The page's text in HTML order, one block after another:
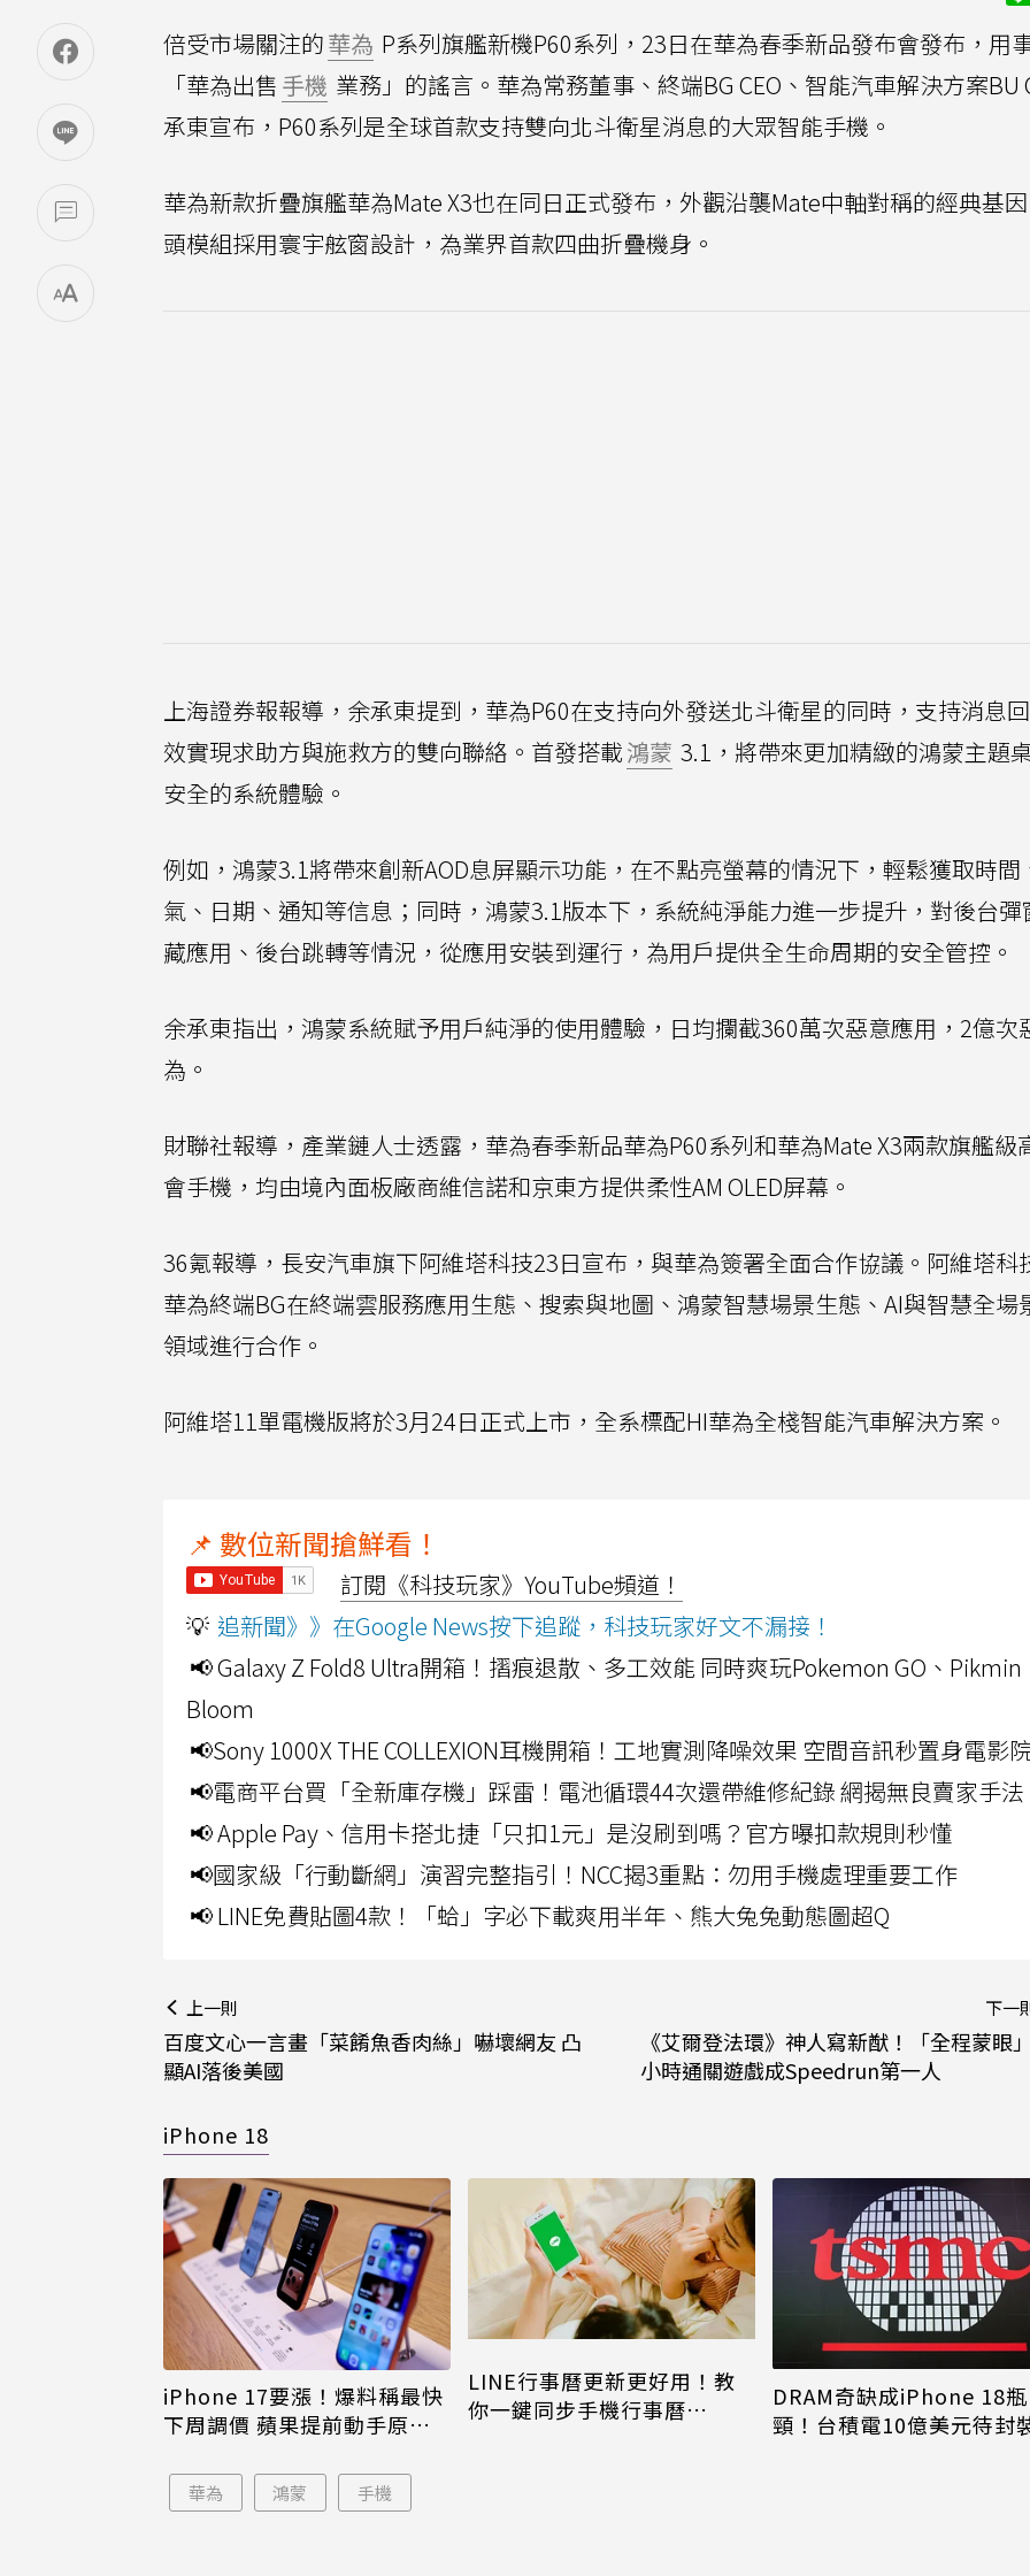
倍受市場關注的華為 P系列旗艦新機P60系列，23日在華為春季新品發布會發布，用
「華為出售 手機 業務」的謠言。華為常務董事、終端BG CEO、智能汽車解決方案BU
承東宣布，P60系列是全球首款支持雙向北斗衛星消息的大眾智能手機。
華為新款折疊旗艦華為Mate X3也在同日正式發布，外觀沿襲Mate中軸對稱的經典基
頭模組採用寰宇舷窗設計，為業界首款四曲折疊機身。
上海證券報報導，余承東提到，華為P60在支持向外發送北斗衛星的同時，支持消息
效實現求助方與施救方的雙向聯絡。首發搭載鴻蒙 3.1，將帶來更加精緻的鴻蒙主題
安全的系統體驗。
例如，鴻蒙3.1將帶來創新AOD息屏顯示功能，在不點亮螢幕的情況下，輕鬆獲取時間
氣、日期、通知等信息；同時，鴻蒙3.1版本下，系統純淨能力進一步提升，對後台彈
藏應用、後台跳轉等情況，從應用安裝到運行，為用戶提供全生命周期的安全管控。
余承東指出，鴻蒙系統賦予用戶純淨的使用體驗，日均攔截360萬次惡意應用，2億次
為。
財聯社報導，產業鏈人士透露，華為春季新品華為P60系列和華為Mate X3兩款旗艦級
會手機，均由境內面板廠商維信諾和京東方提供柔性AM OLED屏幕。
36氪報導，長安汽車旗下阿維塔科技23日宣布，與華為簽署全面合作協議。阿維塔科
華為終端BG在終端雲服務應用生態、搜索與地圖、鴻蒙智慧場景生態、AI與智慧全場
領域進行合作。
阿維塔11單電機版將於3月24日正式上市，全系標配HI華為全棧智能汽車解決方案。
📌 數位新聞搶鮮看！
訂閱《科技玩家》YouTube頻道！
💡 追新聞》》在Google News按下追蹤，科技玩家好文不漏接！
📢 Galaxy Z Fold8 Ultra開箱！摺痕退散、多工效能 同時爽玩Pokemon GO、Pikmin
Bloom
📢Sony 1000X THE COLLEXION耳機開箱！工地實測降噪效果 空間音訊秒置身電影
📢電商平台買「全新庫存機」踩雷！電池循環44次還帶維修紀錄 網揭無良賣家手法
📢 Apple Pay、信用卡搭北捷「只扣1元」是沒刷到嗎？官方曝扣款規則秒懂
📢國家級「行動斷網」演習完整指引！NCC揭3重點：勿用手機處理重要工作
📢 LINE免費貼圖4款！「蛤」字必下載爽用半年、熊大兔兔動態圖超Q
上一則
百度文心一言畫「菜餚魚香肉絲」嚇壞網友 凸
顯AI落後美國
下一
《艾爾登法環》神人寫新猷！「全程蒙眼
小時通關遊戲成Speedrun第一人
iPhone 18
iPhone 17要漲！爆料稱最快
下周調價 蘋果提前動手原因
LINE行事曆更新更好用！教
你一鍵同步手機行事曆
DRAM奇缺成iPhone 18瓶
頸！台積電10億美元待封
華為 鴻蒙 手機